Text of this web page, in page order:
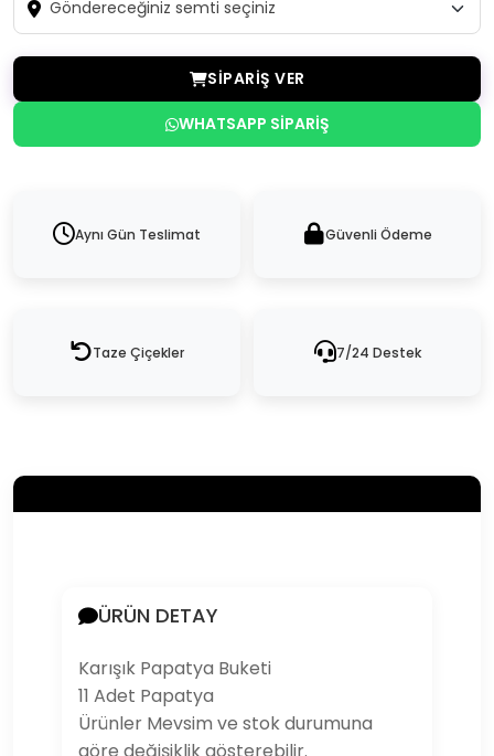
SIPARIŞ VER
WHATSAPP SIPARIŞ
Aynı Gün Teslimat Güvenli Ödeme
Taze Çiçekler 7/24 Destek
ÜRÜN DETAY
Karışık Papatya Buketi
11 Adet Papatya
Ürünler Mevsim ve stok durumuna